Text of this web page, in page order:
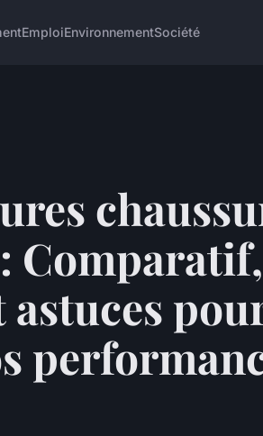
EmploiEnvironnementSociété
Comparatif,
astuces